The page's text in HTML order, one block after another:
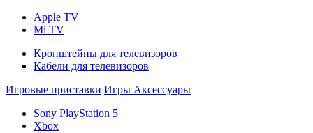
Apple TV
Mi TV
Кронштейны для телевизоров
Кабели для телевизоров
Игровые приставки Игры Аксессуары
Sony PlayStation 5
Xbox